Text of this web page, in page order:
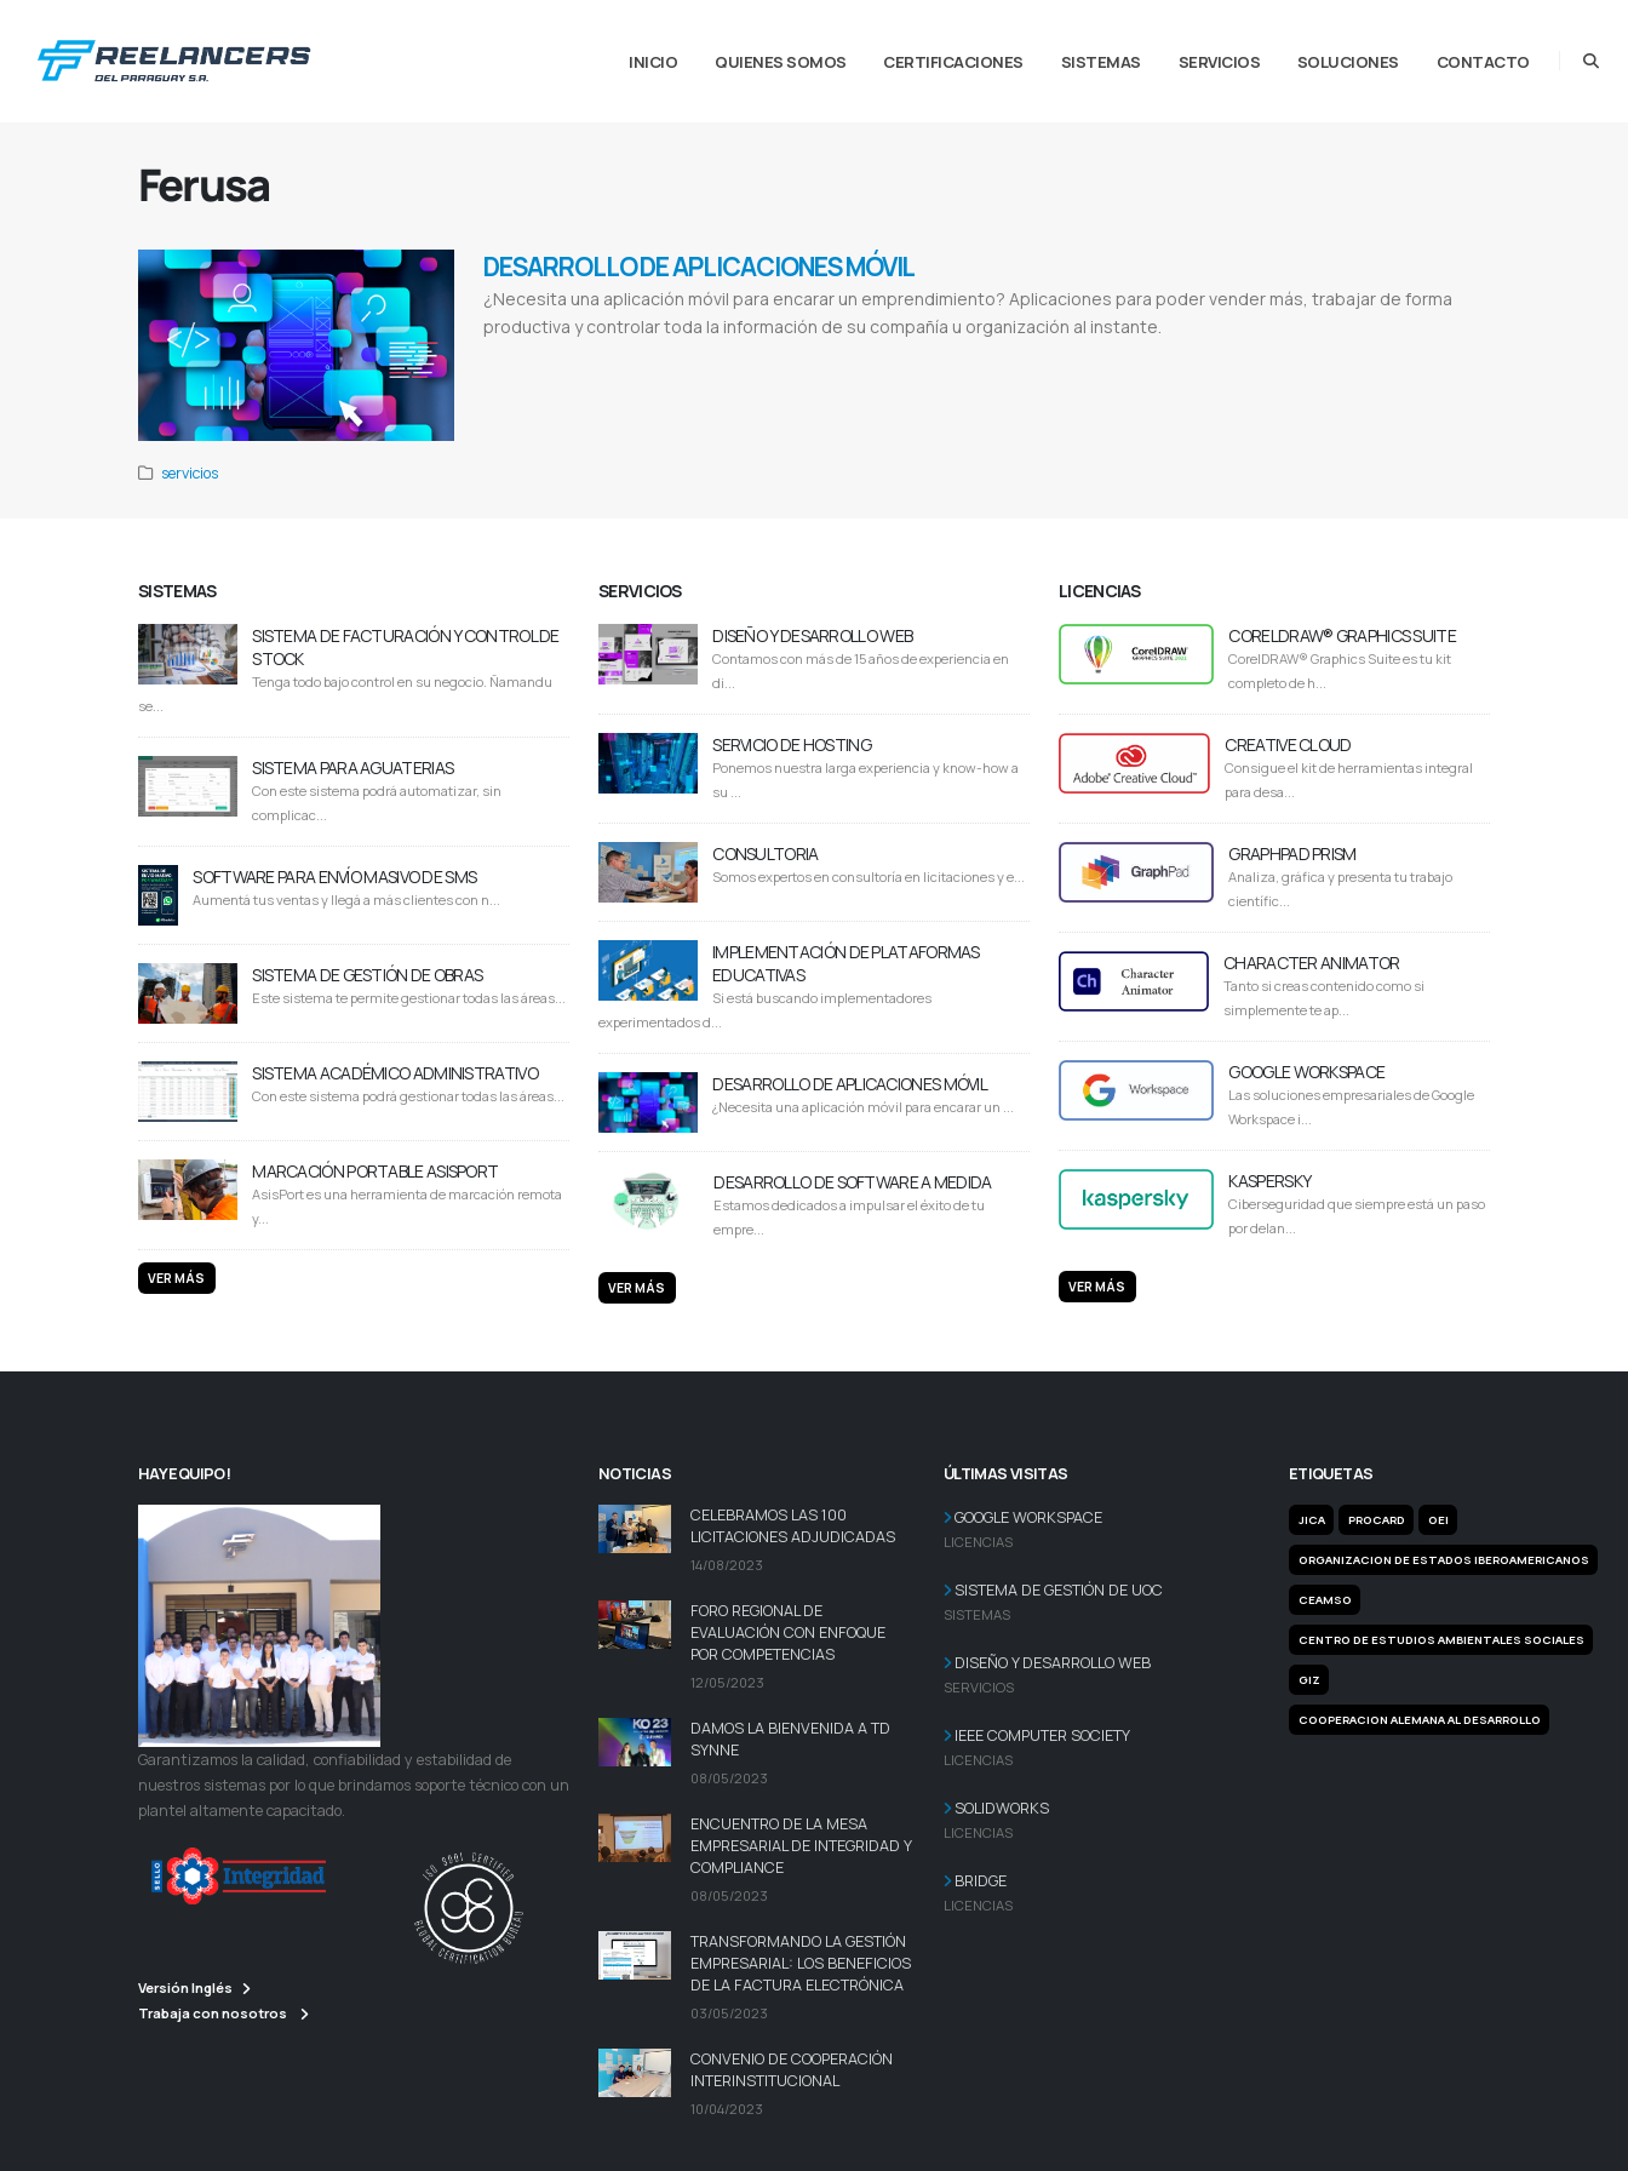
INICIO QUIENES SOMOS CERTIFICACIONES SISTEMAS SERVICIOS SOLUCIONES CONTACTO
Ferusa
DESARROLLO DE APLICACIONES MÓVIL
¿Necesita una aplicación móvil para encarar un emprendimiento? Aplicaciones para poder vender más, trabajar de forma
productiva y controlar toda la información de su compañía u organización al instante.
servicios
SISTEMAS
SISTEMA DE FACTURACIÓN Y CONTROL DE
STOCK
Tenga todo bajo control en su negocio. Ñamandu
se...
SISTEMA PARA AGUATERIAS
Con este sistema podrá automatizar, sin
complicac...
SOFTWARE PARA ENVÍO MASIVO DE SMS
Aumentá tus ventas y llegá a más clientes con n...
SISTEMA DE GESTIÓN DE OBRAS
Este sistema te permite gestionar todas las áreas...
SISTEMA ACADÉMICO ADMINISTRATIVO
Con este sistema podrá gestionar todas las áreas...
MARCACIÓN PORTABLE ASISPORT
AsisPort es una herramienta de marcación remota
y...
VER MÁS
SERVICIOS
DISEÑO Y DESARROLLO WEB
Contamos con más de 15 años de experiencia en
di...
SERVICIO DE HOSTING
Ponemos nuestra larga experiencia y know-how a
su ...
CONSULTORIA
Somos expertos en consultoría en licitaciones y e...
IMPLEMENTACIÓN DE PLATAFORMAS
EDUCATIVAS
Si está buscando implementadores
experimentados d...
DESARROLLO DE APLICACIONES MÓVIL
¿Necesita una aplicación móvil para encarar un ...
DESARROLLO DE SOFTWARE A MEDIDA
Estamos dedicados a impulsar el éxito de tu
empre...
VER MÁS
LICENCIAS
CORELDRAW® GRAPHICS SUITE
CorelDRAW® Graphics Suite es tu kit
completo de h...
CREATIVE CLOUD
Consigue el kit de herramientas integral
para desa...
GRAPHPAD PRISM
Analiza, gráfica y presenta tu trabajo
científic...
CHARACTER ANIMATOR
Tanto si creas contenido como si
simplemente te ap...
GOOGLE WORKSPACE
Las soluciones empresariales de Google
Workspace i...
KASPERSKY
Ciberseguridad que siempre está un paso
por delan...
VER MÁS
HAY EQUIPO!
Garantizamos la calidad, confiabilidad y estabilidad de
nuestros sistemas por lo que brindamos soporte técnico con un
plantel altamente capacitado.
Versión Inglés
Trabaja con nosotros
NOTICIAS
CELEBRAMOS LAS 100
LICITACIONES ADJUDICADAS
14/08/2023
FORO REGIONAL DE
EVALUACIÓN CON ENFOQUE
POR COMPETENCIAS
12/05/2023
DAMOS LA BIENVENIDA A TD
SYNNE
08/05/2023
ENCUENTRO DE LA MESA
EMPRESARIAL DE INTEGRIDAD Y
COMPLIANCE
08/05/2023
TRANSFORMANDO LA GESTIÓN
EMPRESARIAL: LOS BENEFICIOS
DE LA FACTURA ELECTRÓNICA
03/05/2023
CONVENIO DE COOPERACIÓN
INTERINSTITUCIONAL
10/04/2023
ÚLTIMAS VISITAS
GOOGLE WORKSPACE
LICENCIAS
SISTEMA DE GESTIÓN DE UOC
SISTEMAS
DISEÑO Y DESARROLLO WEB
SERVICIOS
IEEE COMPUTER SOCIETY
LICENCIAS
SOLIDWORKS
LICENCIAS
BRIDGE
LICENCIAS
ETIQUETAS
JICA PROCARD OEI
ORGANIZACION DE ESTADOS IBEROAMERICANOS
CEAMSO
CENTRO DE ESTUDIOS AMBIENTALES SOCIALES
GIZ
COOPERACION ALEMANA AL DESARROLLO